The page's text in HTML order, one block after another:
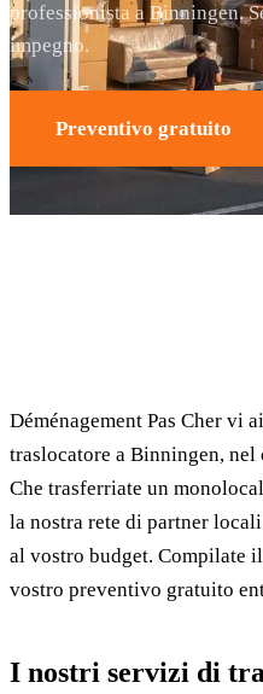
professionista a Binningen.
impegno.
Preventivo gratuito
Déménagement Pas Cher vi
traslocatore a Binningen, nel
Che trasferriate un
la nostra rete di partner
al vostro budget. Compilate
vostro preventivo gratuito
I nostri servizi di